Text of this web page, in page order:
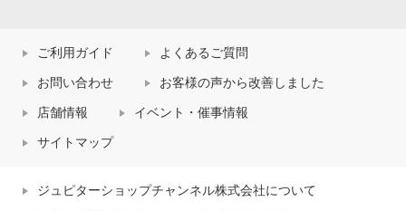
ご利用ガイド よくあるご質問
お問い合わせ お客様の声から改善しました
店舗情報 イベント・催事情報
サイトマップ
ジュピターショップチャンネル株式会社について